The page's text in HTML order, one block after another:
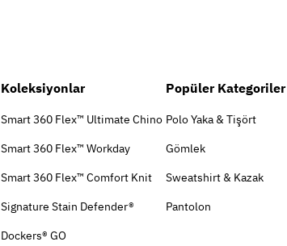
Koleksiyonlar
Smart 360 Flex™ Ultimate Chino
Smart 360 Flex™ Workday
Smart 360 Flex™ Comfort Knit
Signature Stain Defender®
Dockers® GO
Popüler Kategoriler
Polo Yaka & Tişört
Gömlek
Sweatshirt & Kazak
Pantolon